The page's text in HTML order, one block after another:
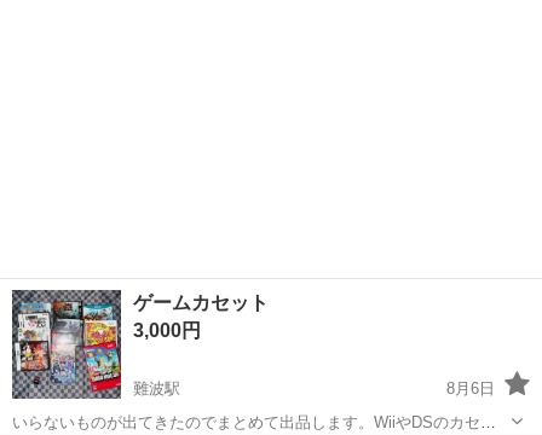
ゲームカセット
3,000円
難波駅
8月6日
いらないものが出てきたのでまとめて出品します。WiiやDSのカセッ